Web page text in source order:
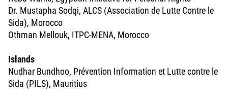
Dr. Mustapha Sodqi, ALCS (Association de Lutte Contre le
Sida), Morocco
Othman Mellouk, ITPC-MENA, Morocco
Islands
Nudhar Bundhoo, Prévention Information et Lutte contre le
Sida (PILS), Mauritius